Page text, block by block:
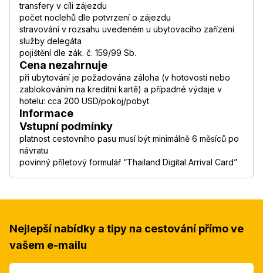
transfery v cíli zájezdu
počet noclehů dle potvrzení o zájezdu
stravování v rozsahu uvedeném u ubytovacího zařízení
služby delegáta
pojištění dle zák. č. 159/99 Sb.
Cena nezahrnuje
při ubytování je požadována záloha (v hotovosti nebo
zablokováním na kreditní kartě) a případné výdaje v
hotelu: cca 200 USD/pokoj/pobyt
Informace
Vstupní podmínky
platnost cestovního pasu musí být minimálně 6 měsíců po
návratu
povinný příletový formulář “Thailand Digital Arrival Card”
Nejlepší nabídky a tipy na cestování přímo ve
vašem e-mailu